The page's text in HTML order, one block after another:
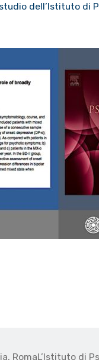
dell’Istituto di
RomaL’Istituto di